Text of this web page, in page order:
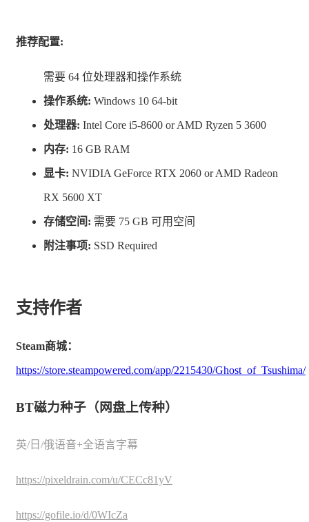
推荐配置:
需要 64 位处理器和操作系统
操作系统: Windows 10 64-bit
处理器: Intel Core i5-8600 or AMD Ryzen 5 3600
内存: 16 GB RAM
显卡: NVIDIA GeForce RTX 2060 or AMD Radeon
RX 5600 XT
存储空间: 需要 75 GB 可用空间
附注事项: SSD Required
支持作者
Steam商城：
https://store.steampowered.com/app/2215430/Ghost_of_Tsushima/
BT磁力种子（网盘上传种）
英/日/俄语音+全语言字幕
https://pixeldrain.com/u/CECc81yV
https://gofile.io/d/0WIcZa